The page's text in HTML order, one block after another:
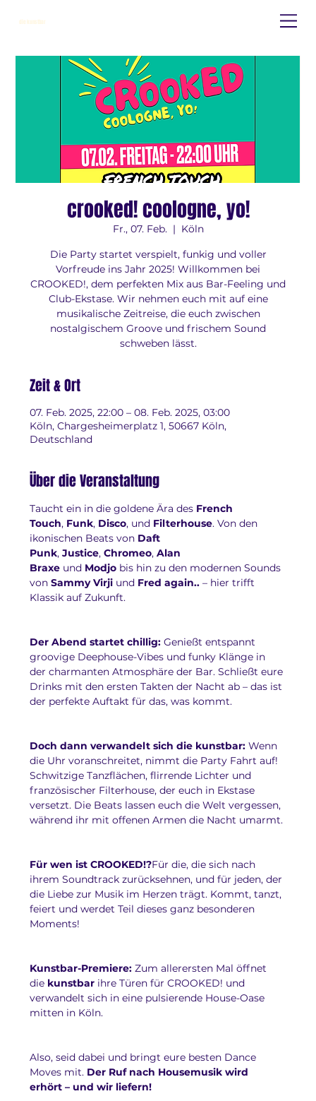
die kunstbar
crooked! coologne, yo!
Fr., 07. Feb.
  |
Köln
Die Party startet verspielt, funkig und voller
Vorfreude ins Jahr 2025! Willkommen bei
CROOKED!, dem perfekten Mix aus Bar-Feeling und
Club-Ekstase. Wir nehmen euch mit auf eine
musikalische Zeitreise, die euch zwischen
nostalgischem Groove und frischem Sound
schweben lässt.
Zeit & Ort
07. Feb. 2025, 22:00 – 08. Feb. 2025, 03:00
Köln, Chargesheimerplatz 1, 50667 Köln,
Deutschland
Über die Veranstaltung
Taucht ein in die goldene Ära des French
Touch, Funk, Disco, und Filterhouse. Von den
ikonischen Beats von Daft
Punk, Justice, Chromeo, Alan
Braxe und Modjo bis hin zu den modernen Sounds
von Sammy Virji und Fred again.. – hier trifft
Klassik auf Zukunft.
Der Abend startet chillig: Genießt entspannt
groovige Deephouse-Vibes und funky Klänge in
der charmanten Atmosphäre der Bar. Schließt eure
Drinks mit den ersten Takten der Nacht ab – das ist
der perfekte Auftakt für das, was kommt.
Doch dann verwandelt sich die kunstbar: Wenn
die Uhr voranschreitet, nimmt die Party Fahrt auf!
Schwitzige Tanzflächen, flirrende Lichter und
französischer Filterhouse, der euch in Ekstase
versetzt. Die Beats lassen euch die Welt vergessen,
während ihr mit offenen Armen die Nacht umarmt.
Für wen ist CROOKED!?Für die, die sich nach
ihrem Soundtrack zurücksehnen, und für jeden, der
die Liebe zur Musik im Herzen trägt. Kommt, tanzt,
feiert und werdet Teil dieses ganz besonderen
Moments!
Kunstbar-Premiere: Zum allerersten Mal öffnet
die kunstbar ihre Türen für CROOKED! und
verwandelt sich in eine pulsierende House-Oase
mitten in Köln.
Also, seid dabei und bringt eure besten Dance
Moves mit. Der Ruf nach Housemusik wird
erhört – und wir liefern!